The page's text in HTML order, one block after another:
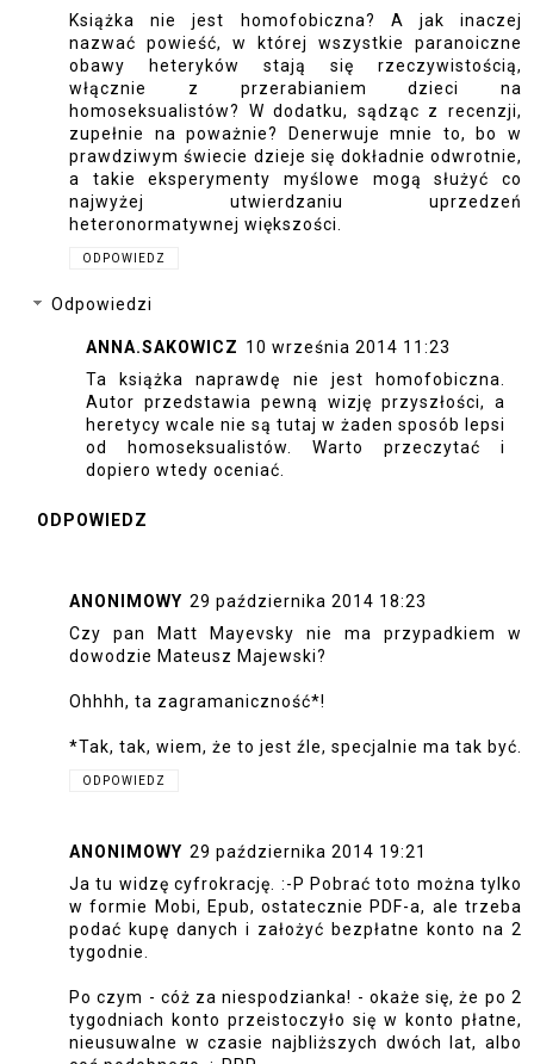
Książka nie jest homofobiczna? A jak inaczej
nazwać powieść, w której wszystkie paranoiczne
obawy heteryków stają się rzeczywistością,
włącznie z przerabianiem dzieci na
homoseksualistów? W dodatku, sądząc z recenzji,
zupełnie na poważnie? Denerwuje mnie to, bo w
prawdziwym świecie dzieje się dokładnie odwrotnie,
a takie eksperymenty myślowe mogą służyć co
najwyżej utwierdzaniu uprzedzeń
heteronormatywnej większości.
ODPOWIEDZ
Odpowiedzi
ANNA.SAKOWICZ 10 września 2014 11:23
Ta książka naprawdę nie jest homofobiczna.
Autor przedstawia pewną wizję przyszłości, a
heretycy wcale nie są tutaj w żaden sposób lepsi
od homoseksualistów. Warto przeczytać i
dopiero wtedy oceniać.
ODPOWIEDZ
ANONIMOWY 29 października 2014 18:23
Czy pan Matt Mayevsky nie ma przypadkiem w
dowodzie Mateusz Majewski?
Ohhhh, ta zagramaniczność*!
*Tak, tak, wiem, że to jest źle, specjalnie ma tak być.
ODPOWIEDZ
ANONIMOWY 29 października 2014 19:21
Ja tu widzę cyfrokrację. :-P Pobrać toto można tylko
w formie Mobi, Epub, ostatecznie PDF-a, ale trzeba
podać kupę danych i założyć bezpłatne konto na 2
tygodnie.
Po czym - cóż za niespodzianka! - okaże się, że po 2
tygodniach konto przeistoczyło się w konto płatne,
nieusuwalne w czasie najbliższych dwóch lat, albo